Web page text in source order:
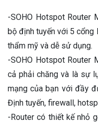
-SOHO Hotspot Router
bộ định tuyến với 5 cổng
thẩm mỹ và dễ sử dụng.
-SOHO Hotspot Router
cả phải chăng và là sự
mạng của bạn với đầy
Định tuyến, firewall,
-Router có thiết kế nhỏ